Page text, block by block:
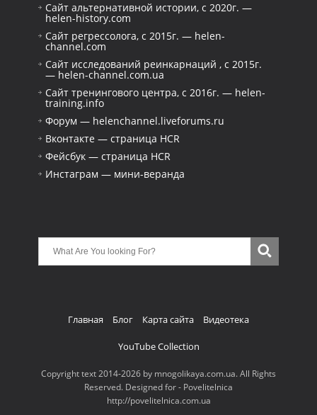
Сайт альтернативной истории, с 2020г. —
helen-history.com
Сайт регрессолога, с 2015г. — helen-
channel.com
Сайт исследований реинкарнаций , с 2015г.
— helen-channel.com.ua
Сайт тренингового центра, с 2016г. — helen-
training.info
Форум — helenchannel.liveforums.ru
Вконтакте — страница HCR
Фейсбук — страница HCR
Инстаграм — мини-веранда
Главная Блог Карта сайта Видеотека
YouTube Collection
Copyright text 2014-2026 by mnogolikaya.com.ua. All Rights
Reserved. Designed for - Povelitelnica
http://povelitelnica.com.ua